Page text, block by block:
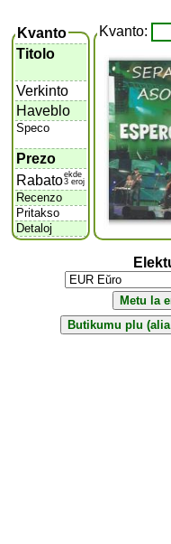
Kvanto
Titolo
Verkinto
Haveblo
Speco
Prezo
Rabatoekde
3 eroj
Recenzo
Pritakso
Detaloj
Kvanto: